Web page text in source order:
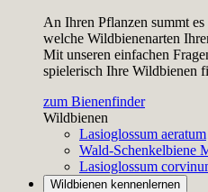
An Ihren Pflanzen summt
welche Wildbienenarten
Mit unseren einfachen
spielerisch Ihre Wildbienen
zum Bienenfinder
Wildbienen
Lasioglossum aeratum
Wald-Schenkelbiene
Lasioglossum
Wildbienen kennenlernen